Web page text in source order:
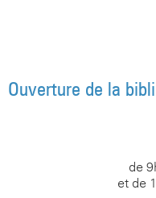
Ouverture de la
de
et de